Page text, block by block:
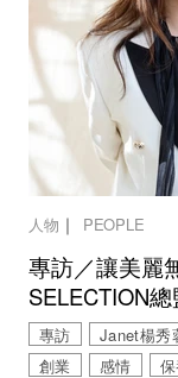
人物 ｜ PEOPLE
專訪／讓美麗
SELECTION
專訪 Janet楊秀
創業
感情